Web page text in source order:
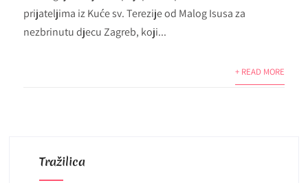
prijateljima iz Kuće sv. Terezije od Malog Isusa za
nezbrinutu djecu Zagreb, koji...
+ READ MORE
Tražilica